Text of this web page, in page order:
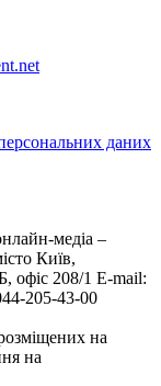
даних
медіа –
Київ,
208/1 E-mail:
205-43-00
на
на